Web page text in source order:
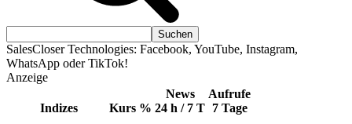
SalesCloser Technologies: Facebook, YouTube, Instagram,
WhatsApp oder TikTok!
Anzeige
Indizes Kurs %
News
24 h / 7 T
Aufrufe
7 Tage